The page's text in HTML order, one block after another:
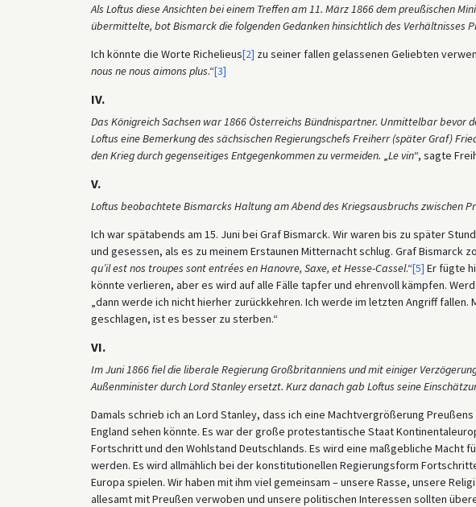
Als Loftus diese Ansichten bei einem Treffen am 11. März 1866 dem preußischen
übermittelte, bot Bismarck die folgenden Gedanken hinsichtlich des Verhältnisses
Ich könnte die Worte Richelieus[2] zu seiner fallen gelassenen Geliebten
nous ne nous aimons plus.“[3]
IV.
Das Königreich Sachsen war 1866 Österreichs Bündnispartner. Unmittelbar bevor
Loftus eine Bemerkung des sächsischen Regierungschefs Freiherr (später Graf)
den Krieg durch gegenseitiges Entgegenkommen zu vermeiden. „Le vin“, sagte
V.
Loftus beobachtete Bismarcks Haltung am Abend des Kriegsausbruchs zwischen
Ich war spätabends am 15. Juni bei Graf Bismarck. Wir waren bis zu später
und gesessen, als es zu meinem Erstaunen Mitternacht schlug. Graf Bismarck
qu’il est nos troupes sont entrées en Hanovre, Saxe, et Hesse-Cassel.“[5] Er fügte
könnte verlieren, aber es wird auf alle Fälle tapfer und ehrenvoll kämpfen.
„dann werde ich nicht hierher zurückkehren. Ich werde im letzten Angriff fallen.
geschlagen, ist es besser zu sterben.“
VI.
Im Juni 1866 fiel die liberale Regierung Großbritanniens und mit einiger
Außenminister durch Lord Stanley ersetzt. Kurz danach gab Loftus seine
Damals schrieb ich an Lord Stanley, dass ich eine Machtvergrößerung
England sehen könnte. Es war der große protestantische Staat
Fortschritt und den Wohlstand Deutschlands. Es wird eine maßgebliche Macht
werden. Es wird allmählich bei der konstitutionellen Regierungsform
Europa spielen. Wir haben mit ihm viel gemeinsam – unsere Rasse, unsere
allesamt mit Preußen verwoben und unsere politischen Interessen sollten